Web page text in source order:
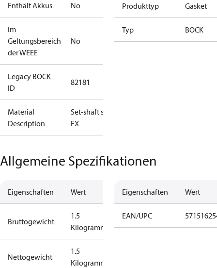
Enthält Akkus No
Im
Geltungsbereich
der WEEE
No
Legacy BOCK
ID
82181
Material
Description
Set-shaft seal
FX
Produkttyp Gasket
Typ BOCK
Allgemeine Spezifikationen
Eigenschaften Wert
Bruttogewicht
1.5
Kilogramm
Nettogewicht
1.5
Kilogramm
Eigenschaften Wert
EAN/UPC